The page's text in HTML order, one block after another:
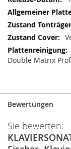
Double Matrix
Bewertungen
Sie bewerten: